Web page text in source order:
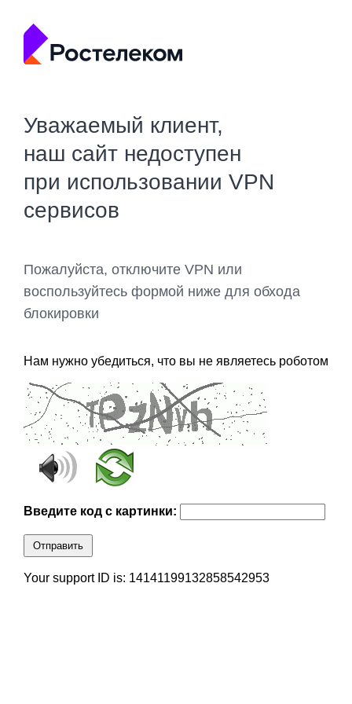
Уважаемый клиент,
наш сайт недоступен
при использовании VPN
сервисов
Пожалуйста, отключите VPN или
воспользуйтесь формой ниже для обхода
блокировки
Нам нужно убедиться, что вы не являетесь роботом
Введите код с картинки:
Отправить
Your support ID is: 14141199132858542953